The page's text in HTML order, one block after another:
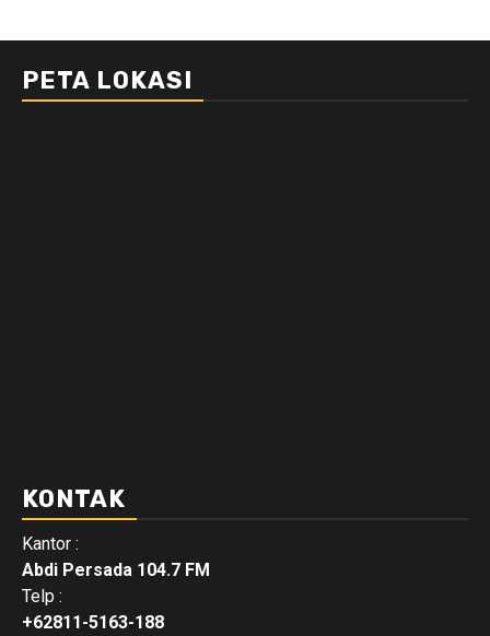
PETA LOKASI
KONTAK
Kantor :
Abdi Persada 104.7 FM
Telp :
+62811-5163-188